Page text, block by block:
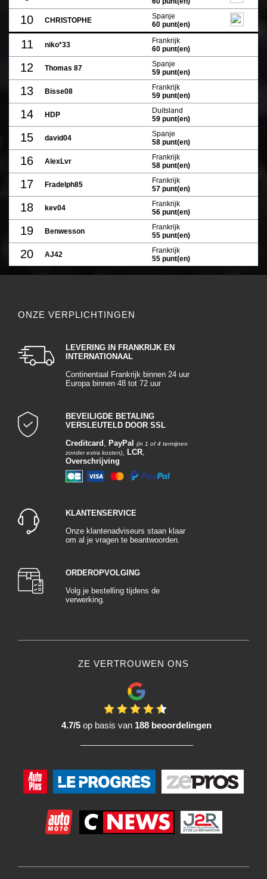
10 CHRISTOPHE
Spanje
60 punt(en)
11 niko*33
Frankrijk
60 punt(en)
12 Thomas 87
Spanje
59 punt(en)
13 Bisse08
Frankrijk
59 punt(en)
14 HDP
Duitsland
59 punt(en)
15 david04
Spanje
58 punt(en)
16 AlexLvr
Frankrijk
58 punt(en)
17 Fradelph85
Frankrijk
57 punt(en)
18 kev04
Frankrijk
56 punt(en)
19 Benwesson
Frankrijk
55 punt(en)
20 AJ42
Frankrijk
55 punt(en)
ONZE VERPLICHTINGEN
LEVERING IN FRANKRIJK EN
INTERNATIONAAL
Continentaal Frankrijk binnen 24 uur
Europa binnen 48 tot 72 uur
BEVEILIGDE BETALING
VERSLEUTELD DOOR SSL
Creditcard , PayPal
(in 1 of 4 termijnen
zonder extra kosten), LCR,
Overschrijving
KLANTENSERVICE
Onze klantenadviseurs staan klaar
om al je vragen te beantwoorden.
ORDEROPVOLGING
Volg je bestelling tijdens de
verwerking.
ZE VERTROUWEN ONS
4.7/5 op basis van 188 beoordelingen